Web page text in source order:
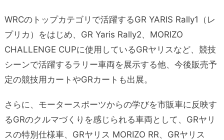
WRCのトップカテゴリで活躍するGR YARIS Rally1（レ
プリカ）をはじめ、GR Yaris Rally2、MORIZO
CHALLENGE CUPに使用しているGRヤリスなど、競技
シーンで活躍するラリー車両を展示する他、今後販売予
定の競技用カートやGRカートも出展。
さらに、モータースポーツからの学びを市販車に反映す
るGRのクルマづくりを感じられる車両として、GRヤリ
スの特別仕様車、GRヤリス MORIZO RR、GRヤリス